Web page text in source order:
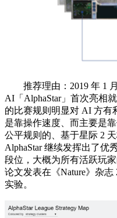
推荐理由：2019 年 1 月
AI「AlphaStar」首次亮相
的比赛规则明显对 AI 方有
是靠操作速度、而主要是
公平规则的、基于星际 2
AlphaStar 继续发挥出了优
段位，大概为所有活跃玩
论文发表在《Nature》杂
实验。